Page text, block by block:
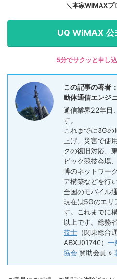
＼本家WiMAXプ
UQ WiMAX 公
5分でサクッと申し
この記事の著者
動体通信エンジニ
通信業界22年目
す。
これまでに3Gの
上げ、災害で使
クの復旧対応、
ピック競技会場
博のネットワー
ア構築などを行
全国のモバイル
現在は5Gのエリ
す。これまでに
以上です。総務
技士 （関東総合
ABXJ01740） 一
協会 賛助会員 »